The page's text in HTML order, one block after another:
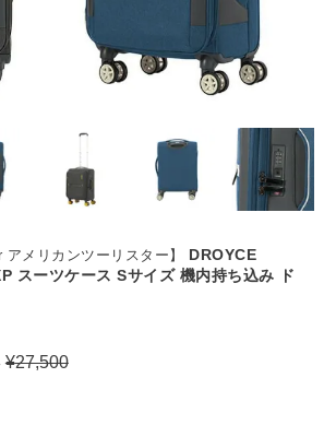
メリカンツーリスター】
DROYCE
スーツケース Sサイズ 機内持ち込み ド
¥27,500